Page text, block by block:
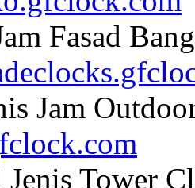
Fasad
Jam
Jenis Tower